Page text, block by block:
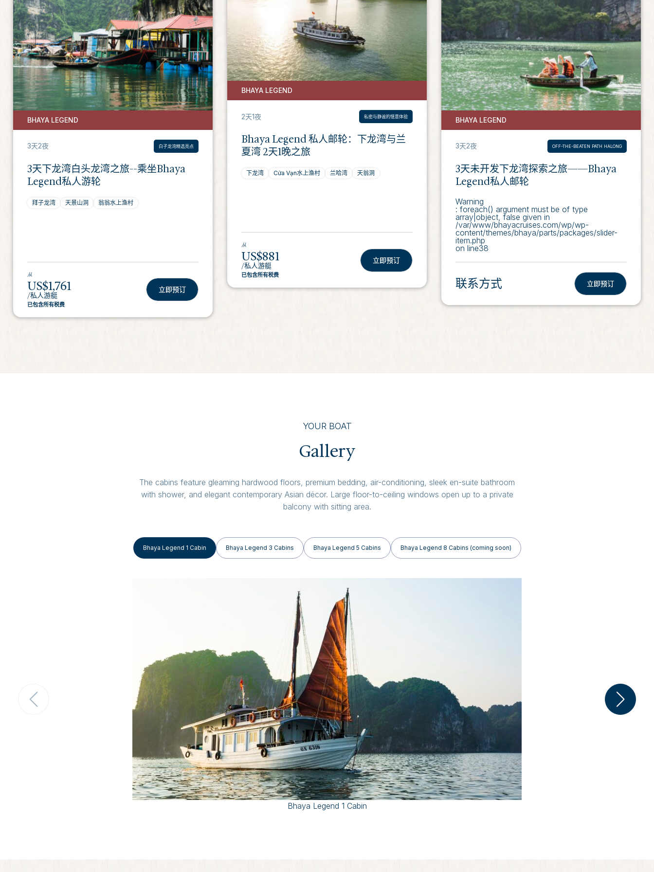
BHAYA LEGEND
3天2夜 白子龙湾精选亮点
3天下龙湾白头龙湾之旅--乘坐Bhaya
Legend私人游轮
拜子龙湾 天景山洞 翁翁水上渔村
从
US$1,761
/私人游艇
已包含所有税费
立即预订
BHAYA LEGEND
2天1夜 私密与静谧的惬意体验
Bhaya Legend 私人邮轮：下龙湾与兰
夏湾 2天1晚之旅
下龙湾 Cửa Vạn水上渔村 兰哈湾 天翁洞
从
US$881
/私人游艇
已包含所有税费
立即预订
BHAYA LEGEND
3天2夜 OFF-THE-BEATEN PATH HALONG
3天未开发下龙湾探索之旅——Bhaya
Legend私人邮轮
Warning
: foreach() argument must be of type
array|object, false given in
/var/www/bhayacruises.com/wp/wp-
content/themes/bhaya/parts/packages/slider-
item.php
on line38
联系方式 立即预订
YOUR BOAT
Gallery
The cabins feature gleaming hardwood floors, premium bedding, air-conditioning, sleek en-suite bathroom
with shower, and elegant contemporary Asian décor. Large floor-to-ceiling windows open up to a private
balcony with sitting area.
Bhaya Legend 1 Cabin Bhaya Legend 3 Cabins Bhaya Legend 5 Cabins Bhaya Legend 8 Cabins (coming soon)
Bhaya Legend 1 Cabin